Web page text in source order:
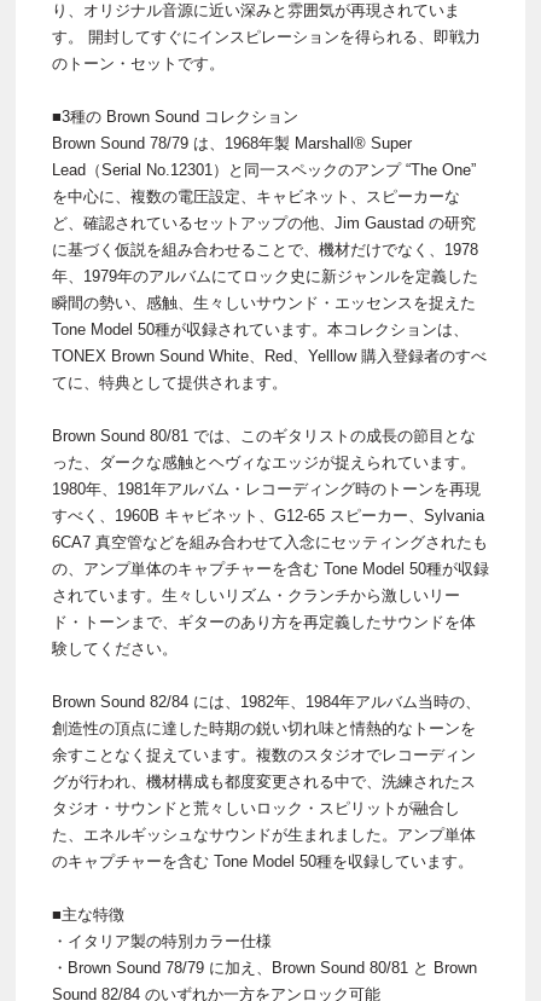
り、オリジナル音源に近い深みと雰囲気が再現されていま
す。 開封してすぐにインスピレーションを得られる、即戦力
のトーン・セットです。
■3種の Brown Sound コレクション
Brown Sound 78/79 は、1968年製 Marshall® Super
Lead（Serial No.12301）と同一スペックのアンプ “The One”
を中心に、複数の電圧設定、キャビネット、スピーカーな
ど、確認されているセットアップの他、Jim Gaustad の研究
に基づく仮説を組み合わせることで、機材だけでなく、1978
年、1979年のアルバムにてロック史に新ジャンルを定義した
瞬間の勢い、感触、生々しいサウンド・エッセンスを捉えた
Tone Model 50種が収録されています。本コレクションは、
TONEX Brown Sound White、Red、Yelllow 購入登録者のすべ
てに、特典として提供されます。
Brown Sound 80/81 では、このギタリストの成長の節目とな
った、ダークな感触とヘヴィなエッジが捉えられています。
1980年、1981年アルバム・レコーディング時のトーンを再現
すべく、1960B キャビネット、G12-65 スピーカー、Sylvania
6CA7 真空管などを組み合わせて入念にセッティングされたも
の、アンプ単体のキャプチャーを含む Tone Model 50種が収録
されています。生々しいリズム・クランチから激しいリー
ド・トーンまで、ギターのあり方を再定義したサウンドを体
験してください。
Brown Sound 82/84 には、1982年、1984年アルバム当時の、
創造性の頂点に達した時期の鋭い切れ味と情熱的なトーンを
余すことなく捉えています。複数のスタジオでレコーディン
グが行われ、機材構成も都度変更される中で、洗練されたス
タジオ・サウンドと荒々しいロック・スピリットが融合し
た、エネルギッシュなサウンドが生まれました。アンプ単体
のキャプチャーを含む Tone Model 50種を収録しています。
■主な特徴
・イタリア製の特別カラー仕様
・Brown Sound 78/79 に加え、Brown Sound 80/81 と Brown
Sound 82/84 のいずれか一方をアンロック可能